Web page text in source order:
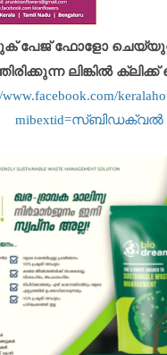
പേജ് ഫോളോ
ലിങ്കിൽ
www.facebook.com/
mibextid=സ്‌ബിഡക്വൽ